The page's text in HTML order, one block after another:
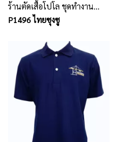
ร้านตัดเสื้อโปโล ชุดทำงาน
ศรีราชา
P1496 ไทยซุงซู